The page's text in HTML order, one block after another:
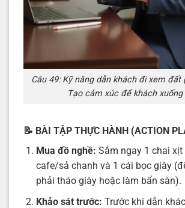
Câu 49: Kỹ năng dẫn khách đi xem đất
Tạo cảm xúc để khách xuống
📝 BÀI TẬP THỰC HÀNH (ACTION
Mua đồ nghề: Sắm ngay 1 chai
cafe/sả chanh và 1 cái bọc giày
phải tháo giày hoặc làm bẩn sàn).
Khảo sát trước: Trước khi dẫn